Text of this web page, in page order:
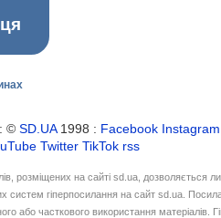
: ©SD.UA1998 : Facebook Instagram
Twitter TikTok rss
розміщених на сайті sd.ua, дозволяється
систем гіперпосилання на сайт sd.ua.
або часткового використання матеріалів.